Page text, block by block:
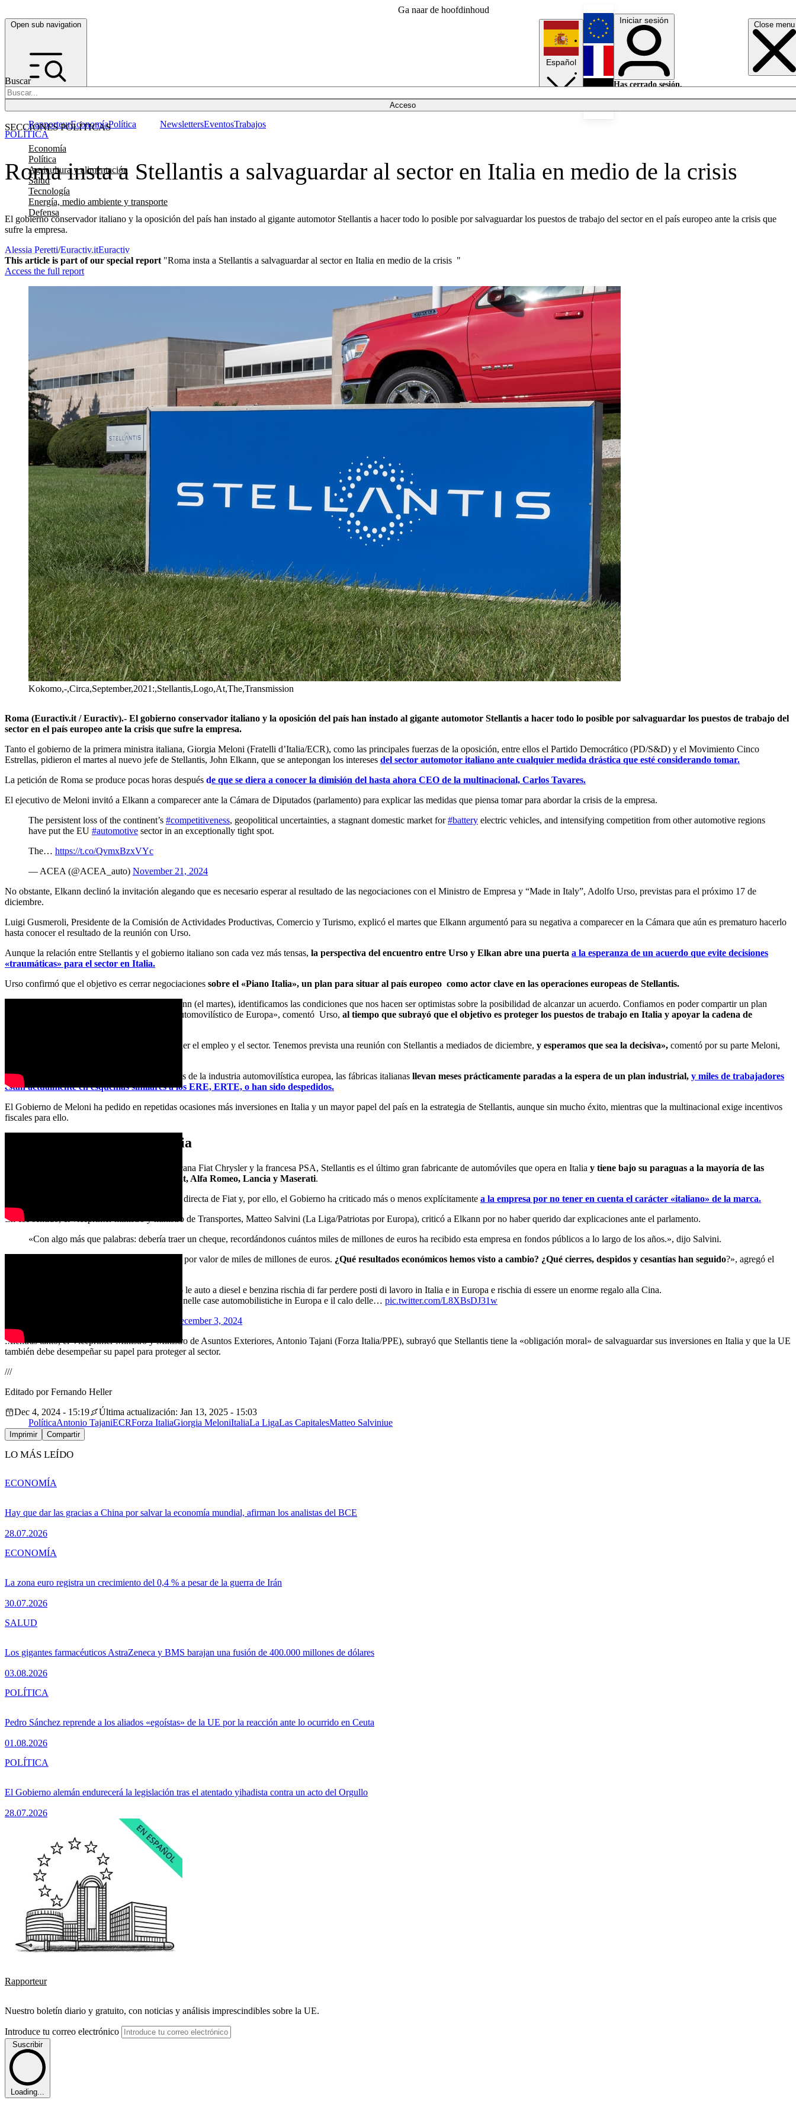
Ga naar de hoofdinhoud
Open sub navigation Close menu
Buscar
Acceso
SECCIONES POLÍTICAS
Economía
Política
Agricultura y alimentación
Salud
Tecnología
Energía, medio ambiente y transporte
Defensa
RapporteurEconomíaPolítica NewslettersEventosTrabajos
Español
English
Français
Iniciar sesión
Has cerrado sesión.
Roma insta a Stellantis a salvaguardar al sector en Italia en medio de la crisis
El gobierno conservador italiano y la oposición del país han instado al gigante automotor Stellantis a hacer todo lo posible por salvaguardar los puestos de trabajo del sector en el país europeo ante la crisis que
sufre la empresa.
POLÍTICA
Alessia Peretti/Euractiv.itEuractiv
This article is part of our special report "Roma insta a Stellantis a salvaguardar al sector en Italia en medio de la crisis "
Access the full report
Kokomo,-,Circa,September,2021:,Stellantis,Logo,At,The,Transmission
Roma (Euractiv.it / Euractiv).- El gobierno conservador italiano y la oposición del país han instado al gigante automotor Stellantis a hacer todo lo posible por salvaguardar los puestos de trabajo del
sector en el país europeo ante la crisis que sufre la empresa.
Tanto el gobierno de la primera ministra italiana, Giorgia Meloni (Fratelli d’Italia/ECR), como las principales fuerzas de la oposición, entre ellos el Partido Democrático (PD/S&D) y el Movimiento Cinco
Estrellas, pidieron el martes al nuevo jefe de Stellantis, John Elkann, que se antepongan los intereses del sector automotor italiano ante cualquier medida drástica que esté considerando tomar.
La petición de Roma se produce pocas horas después de que se diera a conocer la dimisión del hasta ahora CEO de la multinacional, Carlos Tavares.
El ejecutivo de Meloni invitó a Elkann a comparecer ante la Cámara de Diputados (parlamento) para explicar las medidas que piensa tomar para abordar la crisis de la empresa.
The persistent loss of the continent’s #competitiveness, geopolitical uncertainties, a stagnant domestic market for#battery electric vehicles, and intensifying competition from other automotive regions
have put the EU #automotive sector in an exceptionally tight spot.
The… https://t.co/QvmxBzxVYc
— ACEA (@ACEA_auto) November 21, 2024
No obstante, Elkann declinó la invitación alegando que es necesario esperar al resultado de las negociaciones con el Ministro de Empresa y “Made in Italy”, Adolfo Urso, previstas para el próximo 17 de
diciembre.
Luigi Gusmeroli, Presidente de la Comisión de Actividades Productivas, Comercio y Turismo, explicó el martes que Elkann argumentó para su negativa a comparecer en la Cámara que aún es prematuro hacerlo
hasta conocer el resultado de la reunión con Urso.
Aunque la relación entre Stellantis y el gobierno italiano son cada vez más tensas, la perspectiva del encuentro entre Urso y Elkan abre una puerta a la esperanza de un acuerdo que evite decisiones
«traumáticas» para el sector en Italia.
Urso confirmó que el objetivo es cerrar negociaciones sobre el «Piano Italia», un plan para situar al país europeo como actor clave en las operaciones europeas de Stellantis.
«Durante mi conversación con John Elkann (el martes), identificamos las condiciones que nos hacen ser optimistas sobre la posibilidad de alcanzar un acuerdo. Confiamos en poder compartir un plan
que sitúe a Italia en el centro del futuro automovilístico de Europa», comentó Urso, al tiempo que subrayó que el objetivo es proteger los puestos de trabajo en Italia y apoyar la cadena de
Estamos haciendo todo lo posible para defender el empleo y el sector. Tenemos prevista una reunión con Stellantis a mediados de diciembre, y esperamos que sea la decisiva», comentó por su parte Meloni,
En un complejo contexto debido a la grave crisis de la industria automovilística europea, las fábricas italianas llevan meses prácticamente paradas a la espera de un plan industrial, y miles de trabajadores
están actualmente en esquemas similares a los ERE, ERTE, o han sido despedidos.
El Gobierno de Meloni ha pedido en repetidas ocasiones más inversiones en Italia y un mayor papel del país en la estrategia de Stellantis, aunque sin mucho éxito, mientras que la multinacional exige incentivos
fiscales para ello.
Marcas emblemáticas de Italia
Formada en 2021 por la fusión de la italoamericana Fiat Chrysler y la francesa PSA, Stellantis es el último gran fabricante de automóviles que opera en Italia y tiene bajo su paraguas a la mayoría de las
marcas emblemáticas del país, entre ellas Fiat, Alfa Romeo, Lancia y Maserati.
En Italia, Stellantis está considerada la heredera directa de Fiat y, por ello, el Gobierno ha criticado más o menos explícitamente a la empresa por no tener en cuenta el carácter «italiano» de la marca.
En ese sentido, el viceprimer ministro y ministro de Transportes, Matteo Salvini (La Liga/Patriotas por Europa), criticó a Elkann por no haber querido dar explicaciones ante el parlamento.
«Con algo más que palabras: debería traer un cheque, recordándonos cuántos miles de millones de euros ha recibido esta empresa en fondos públicos a lo largo de los años.», dijo Salvini.
«Todavía hay préstamos avalados por el Estado por valor de miles de millones de euros. ¿Qué resultados económicos hemos visto a cambio? ¿Qué cierres, despidos y cesantías han seguido?», agregó el
La Lega lo dice da anni: mettere al bando le auto a diesel e benzina rischia di far perdere posti di lavoro in Italia e in Europa e rischia di essere un enorme regalo alla Cina.
I dati degli ultimi giorni sui licenziamenti nelle case automobilistiche in Europa e il calo delle… pic.twitter.com/L8XBsDJ31w
December 3, 2024
Mientras tanto, el Viceprimer Ministro y Ministro de Asuntos Exteriores, Antonio Tajani (Forza Italia/PPE), subrayó que Stellantis tiene la «obligación moral» de salvaguardar sus inversiones en Italia y que la UE
también debe desempeñar su papel para proteger al sector.
///
Editado por Fernando Heller
Dec 4, 2024 - 15:19
Última actualización: Jan 13, 2025 - 15:03
PolíticaAntonio TajaniECRForza ItaliaGiorgia MeloniItaliaLa LigaLas CapitalesMatteo Salviniue
Imprimir Compartir
LO MÁS LEÍDO
Hay que dar las gracias a China por salvar la economía mundial, afirman los analistas del BCE
28.07.2026
ECONOMÍA
La zona euro registra un crecimiento del 0,4 % a pesar de la guerra de Irán
30.07.2026
ECONOMÍA
Los gigantes farmacéuticos AstraZeneca y BMS barajan una fusión de 400.000 millones de dólares
03.08.2026
SALUD
Pedro Sánchez reprende a los aliados «egoístas» de la UE por la reacción ante lo ocurrido en Ceuta
01.08.2026
POLÍTICA
El Gobierno alemán endurecerá la legislación tras el atentado yihadista contra un acto del Orgullo
28.07.2026
POLÍTICA
Rapporteur
Nuestro boletín diario y gratuito, con noticias y análisis imprescindibles sobre la UE.
Introduce tu correo electrónico
Suscribir
Loading...